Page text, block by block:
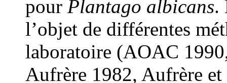
pour Plantago albicans.
l’objet de différentes
laboratoire (AOAC
Aufrère 1982, Aufrère